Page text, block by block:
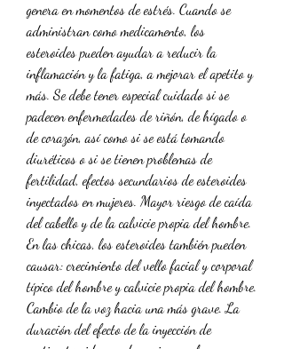
genera en momentos de estrés. Cuando se
administran como medicamento, los
esteroides pueden ayudar a reducir la
inflamación y la fatiga, a mejorar el apetito y
más. Se debe tener especial cuidado si se
padecen enfermedades de riñón, de hígado o
de corazón, así como si se está tomando
diuréticos o si se tienen problemas de
fertilidad, efectos secundarios de esteroides
inyectados en mujeres. Mayor riesgo de caída
del cabello y de la calvicie propia del hombre.
En las chicas, los esteroides también pueden
causar: crecimiento del vello facial y corporal
típico del hombre y calvicie propia del hombre.
Cambio de la voz hacia una más grave. La
duración del efecto de la inyección de